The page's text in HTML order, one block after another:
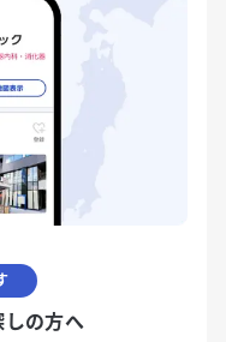
しの方へ